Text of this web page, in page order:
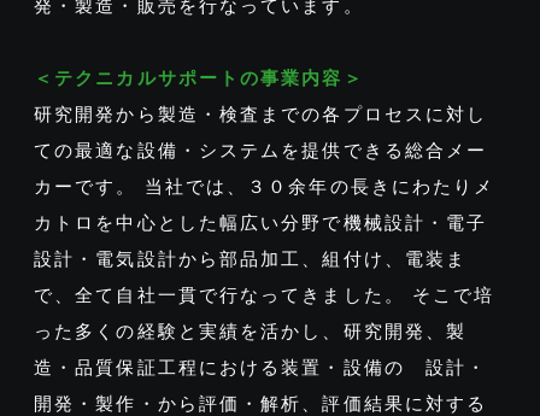
発・製造・販売を行なっています。
＜テクニカルサポートの事業内容＞
研究開発から製造・検査までの各プロセスに対し
ての最適な設備・システムを提供できる総合メー
カーです。 当社では、３０余年の長きにわたりメ
カトロを中心とした幅広い分野で機械設計・電子
設計・電気設計から部品加工、組付け、電装ま
で、全て自社一貫で行なってきました。 そこで培
った多くの経験と実績を活かし、研究開発、製
造・品質保証工程における装置・設備の 設計・
開発・製作・から評価・解析、評価結果に対する